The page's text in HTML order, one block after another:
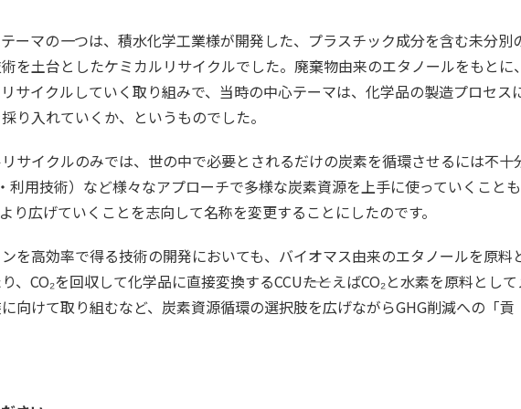
ーマの一つは、積水化学工業様が開発した、プラスチック成分を含む未分別
を土台としたケミカルリサイクルでした。廃棄物由来のエタノールをもとに、
サイクルしていく取り組みで、当時の中心テーマは、化学品の製造プロセス
り入れていくか、というものでした。
サイクルのみでは、世の中で必要とされるだけの炭素を循環させるには不十
利用技術）など様々なアプローチで多様な炭素資源を上手に使っていくこと
り広げていくことを志向して名称を変更することにしたのです。
を高効率で得る技術の開発においても、バイオマス由来のエタノールを原料
CO₂を回収して化学品に直接変換するCCU――たとえばCO₂と水素を原料として
向けて取り組むなど、炭素資源循環の選択肢を広げながらGHG削減への「貢